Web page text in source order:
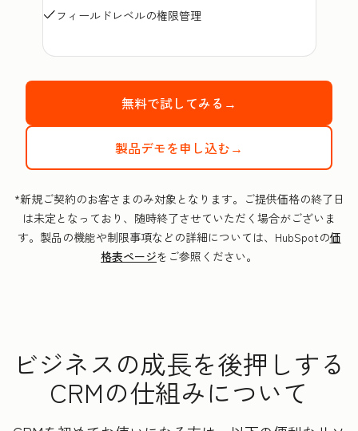
フィールドレベルの権限管理
無料で試してみる→
製品デモを申し込む→
*新規ご契約のお客さまのみ対象となります。ご提供価格の終了日
は未定となっており、随時終了させていただく場合がございま
す。製品の機能や制限事項などの詳細については、HubSpotの価
格表ページをご参照ください。
ビジネスの成長を後押しする
CRMの仕組みについて